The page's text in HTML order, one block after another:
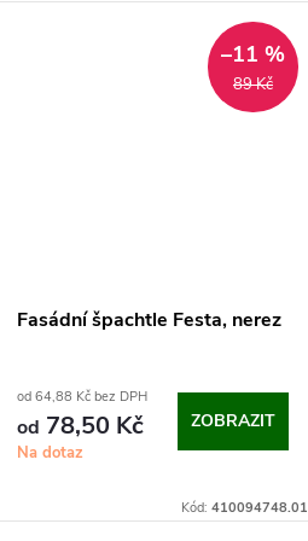
89 Kč
–11 %
Fasádní špachtle Festa, nerez
od 64,88 Kč bez DPH
od 78,50 Kč
Na dotaz
ZOBRAZIT
Kód: 410094748.01